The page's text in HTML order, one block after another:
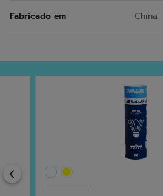
Fabricado em
China
Previous